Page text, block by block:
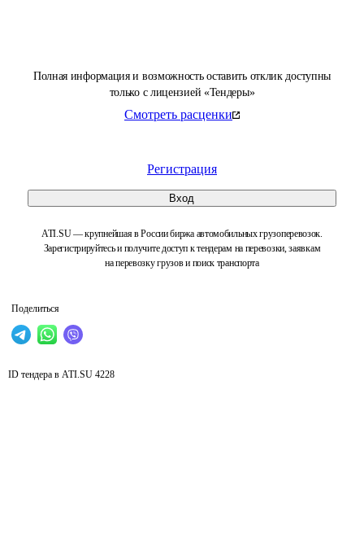
Полная информация и возможность оставить отклик доступны
только с лицензией «Тендеры»
Смотреть расценки
Регистрация
Вход
ATI.SU — крупнейшая в России биржа автомобильных грузоперевозок.
Зарегистрируйтесь и получите доступ к тендерам на перевозки, заявкам
на перевозку грузов и поиск транспорта
Поделиться
ID тендера в ATI.SU 4228